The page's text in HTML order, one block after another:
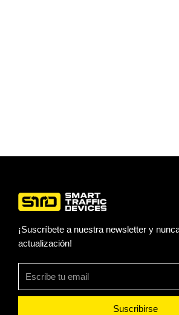
¡Suscríbete a nuestra newsletter y
actualización!
Suscribirse